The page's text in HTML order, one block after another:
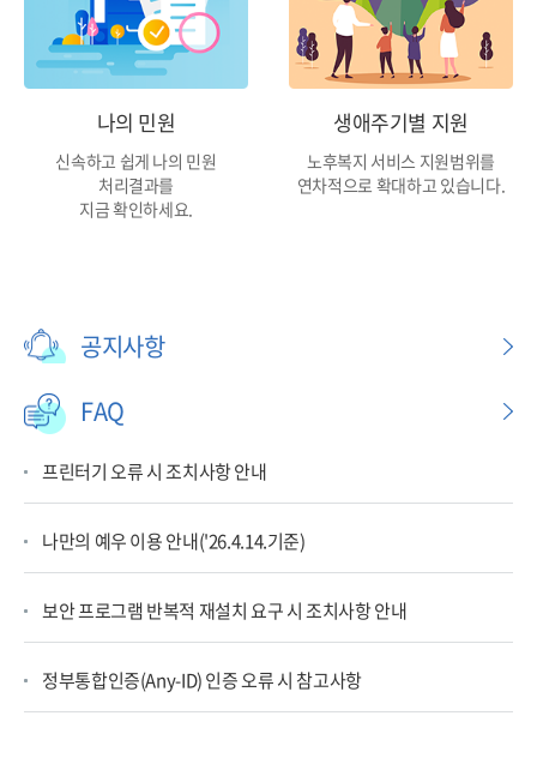
나의 민원
신속하고 쉽게 나의 민원
처리결과를
지금 확인하세요.
생애주기별 지원
노후복지 서비스 지원범위를
연차적으로 확대하고 있습니다.
공지사항
FAQ
프린터기 오류 시 조치사항 안내
나만의 예우 이용 안내('26.4.14.기준)
보안 프로그램 반복적 재설치 요구 시 조치사항 안내
정부통합인증(Any-ID) 인증 오류 시 참고사항